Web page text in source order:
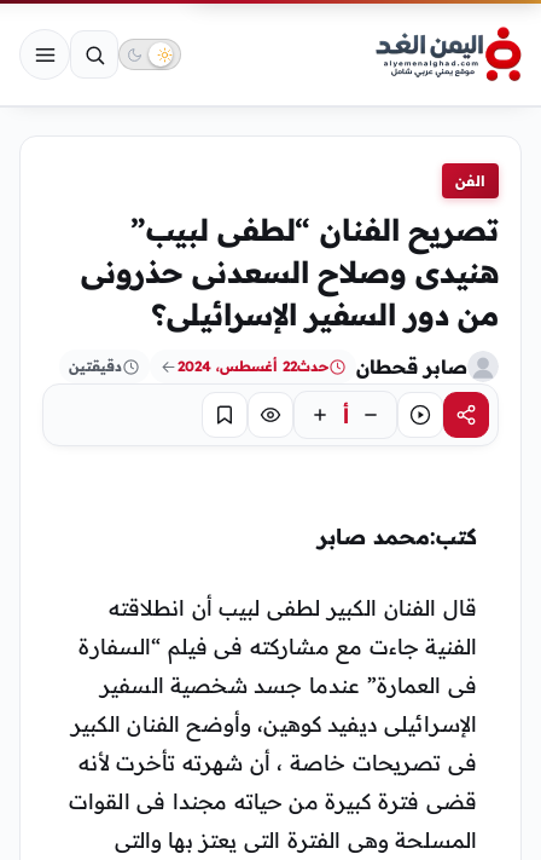
الفن
تصريح الفنان “لطفى لبيب”
هنيدى وصلاح السعدنى حذرونى
من دور السفير الإسرائيلى؟
صابر قحطان حدث22 أغسطس، 2024 دقيقتين
مشاركةاستماع أ تركيز حفظ
كتب:محمد صابر
قال الفنان الكبير لطفى لبيب أن انطلاقته
الفنية جاءت مع مشاركته فى فيلم “السفارة
فى العمارة” عندما جسد شخصية السفير
الإسرائيلى ديفيد كوهين، وأوضح الفنان الكبير
فى تصريحات خاصة ، أن شهرته تأخرت لأنه
قضى فترة كبيرة من حياته مجندا فى القوات
المسلحة وهى الفترة التى يعتز بها والتى